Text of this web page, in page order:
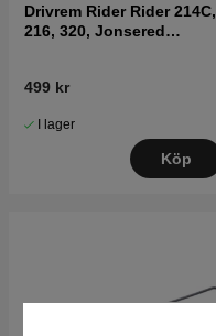
Drivrem Rider Rider 214C,
216, 320, Jonsered
499 kr
I lager
Köp